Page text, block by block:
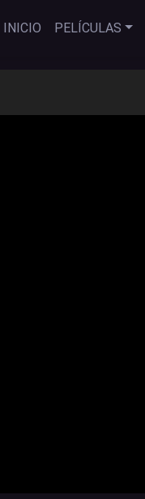
INICIO PELÍCULAS